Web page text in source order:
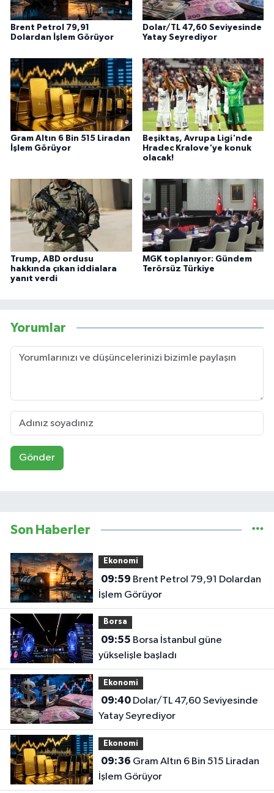
Brent Petrol 79,91
Dolardan İşlem Görüyor
Dolar/TL 47,60 Seviyesinde
Yatay Seyrediyor
Gram Altın 6 Bin 515 Liradan
İşlem Görüyor
Beşiktaş, Avrupa Ligi'nde
Hradec Kralove'ye konuk
olacak!
Trump, ABD ordusu
hakkında çıkan iddialara
yanıt verdi
MGK toplanıyor: Gündem
Terörsüz Türkiye
Yorumlar
Gönder
Son Haberler
Ekonomi
09:59
İşlem Görüyor
Borsa
09:55
yükselişle başladı
Ekonomi
09:40Dolar/TL 47,60 Seviyesinde
Yatay Seyrediyor
Ekonomi
09:36
İşlem Görüyor